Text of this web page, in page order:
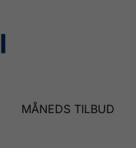
MÅNEDS TILBUD